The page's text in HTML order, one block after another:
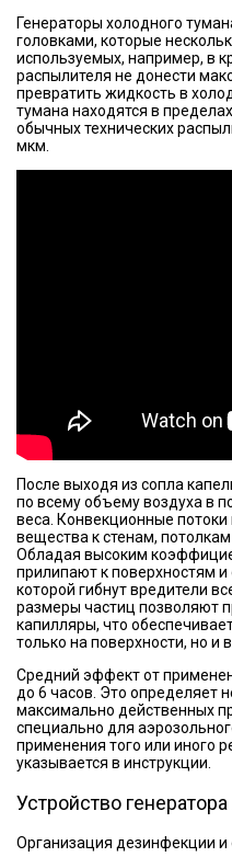
Генераторы холодного
головками, которые
используемых, например, в
распылителя не донести
превратить жидкость в
тумана находятся в
обычных технических
мкм.
После выходя из сопла
по всему объему воздуха в
веса. Конвекционные
вещества к стенам,
Обладая высоким
прилипают к поверхностям
которой гибнут вредители
размеры частиц позволяют
капилляры, что
только на поверхности, но и
Средний эффект от
до 6 часов. Это определяет
максимально действенных
специально для
применения того или иного
указывается в инструкции.
Устройство
Организация дезинфекции